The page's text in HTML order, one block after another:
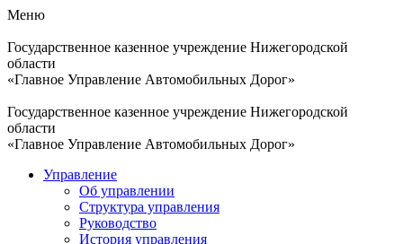
Меню
Государственное казенное учреждение Нижегородской
области
«Главное Управление Автомобильных Дорог»
Государственное казенное учреждение Нижегородской
области
«Главное Управление Автомобильных Дорог»
Управление
Об управлении
Структура управления
Руководство
История управления